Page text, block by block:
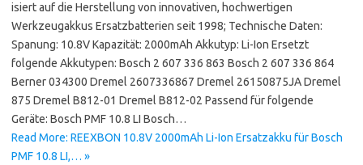
isiert auf die Herstellung von innovativen, hochwertigen
Werkzeugakkus Ersatzbatterien seit 1998; Technische Daten:
Spanung: 10.8V Kapazität: 2000mAh Akkutyp: Li-Ion Ersetzt
folgende Akkutypen: Bosch 2 607 336 863 Bosch 2 607 336 864
Berner 034300 Dremel 2607336867 Dremel 26150875JA Dremel
875 Dremel B812-01 Dremel B812-02 Passend für folgende
Geräte: Bosch PMF 10.8 LI Bosch…
Read More: REEXBON 10.8V 2000mAh Li-Ion Ersatzakku für Bosch
PMF 10.8 LI,… »